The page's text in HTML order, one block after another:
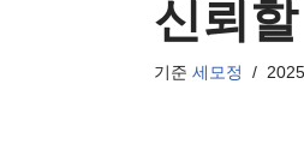
신뢰
기준 세모정